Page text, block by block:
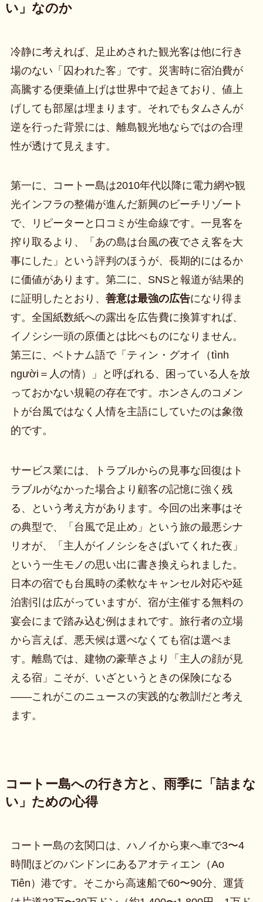
い」なのか
冷静に考えれば、足止めされた観光客は他に行き
場のない「囚われた客」です。災害時に宿泊費が
高騰する便乗値上げは世界中で起きており、値上
げしても部屋は埋まります。それでもタムさんが
逆を行った背景には、離島観光地ならではの合理
性が透けて見えます。
第一に、コートー島は2010年代以降に電力網や観
光インフラの整備が進んだ新興のビーチリゾート
で、リピーターと口コミが生命線です。一見客を
搾り取るより、「あの島は台風の夜でさえ客を大
事にした」という評判のほうが、長期的にはるか
に価値があります。第二に、SNSと報道が結果的
に証明したとおり、 善意は最強の広告になり得ま
す。全国紙数紙への露出を広告費に換算すれば、
イノシシ一頭の原価とは比べものになりません。
第三に、ベトナム語で「ティン・グオイ（tình
người＝人の情）」と呼ばれる、困っている人を放
っておかない規範の存在です。ホンさんのコメン
トが台風ではなく人情を主語にしていたのは象徴
的です。
サービス業には、トラブルからの見事な回復はト
ラブルがなかった場合より顧客の記憶に強く残
る、という考え方があります。今回の出来事はそ
の典型で、「台風で足止め」という旅の最悪シナ
リオが、「主人がイノシシをさばいてくれた夜」
という一生モノの思い出に書き換えられました。
日本の宿でも台風時の柔軟なキャンセル対応や延
泊割引は広がっていますが、宿が主催する無料の
宴会にまで踏み込む例はまれです。旅行者の立場
から言えば、悪天候は選べなくても宿は選べま
す。離島では、建物の豪華さより「主人の顔が見
える宿」こそが、いざというときの保険になる
——これがこのニュースの実践的な教訓だと考え
ます。
コートー島への行き方と、雨季に「詰まな
い」ための心得
コートー島の玄関口は、ハノイから東へ車で3〜4
時間ほどのバンドンにあるアオティエン（Ao
Tiên）港です。そこから高速船で60〜90分、運賃